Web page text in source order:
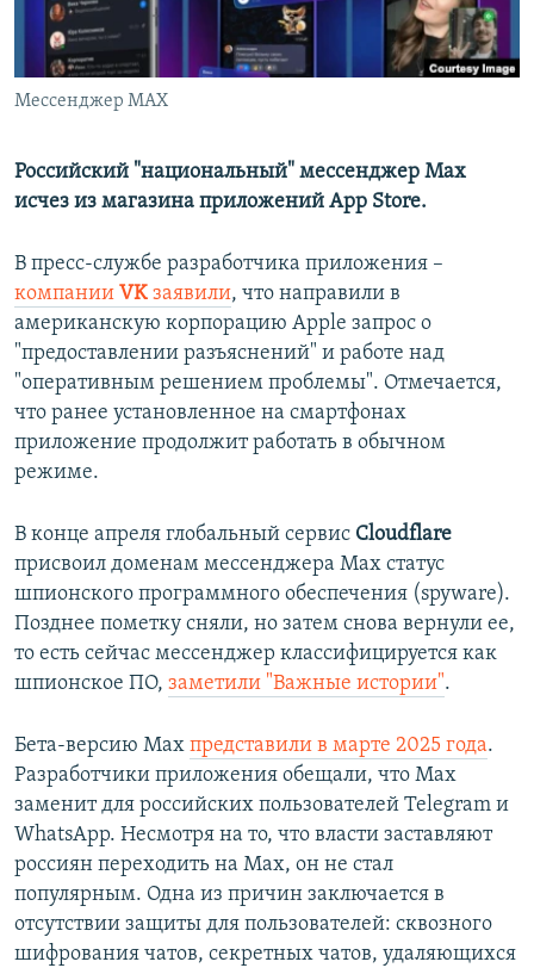
ПОБЕДИТЕЛЕЙ НЕ СУДЯТ?
КРЫМ.НЕПОКОРЕННЫЙ
ELIFBE
ПРИСОЕДИНЯЙТЕСЬ!
Все сайты RFE/RL
Мессенджер MAX
Российский "национальный" мессенджер Max
исчез из магазина приложений App Store.
В пресс-службе разработчика приложения –
компании VK заявили, что направили в
американскую корпорацию Apple запрос о
"предоставлении разъяснений" и работе над
"оперативным решением проблемы". Отмечается,
что ранее установленное на смартфонах
приложение продолжит работать в обычном
режиме.
В конце апреля глобальный сервис Cloudflare
присвоил доменам мессенджера Max статус
шпионского программного обеспечения (spyware).
Позднее пометку сняли, но затем снова вернули ее,
то есть сейчас мессенджер классифицируется как
шпионское ПО, заметили "Важные истории".
Бета-версию Max представили в марте 2025 года.
Разработчики приложения обещали, что Max
заменит для российских пользователей Telegram и
WhatsApp. Несмотря на то, что власти заставляют
россиян переходить на Max, он не стал
популярным. Одна из причин заключается в
отсутствии защиты для пользователей: сквозного
шифрования чатов, секретных чатов, удаляющихся